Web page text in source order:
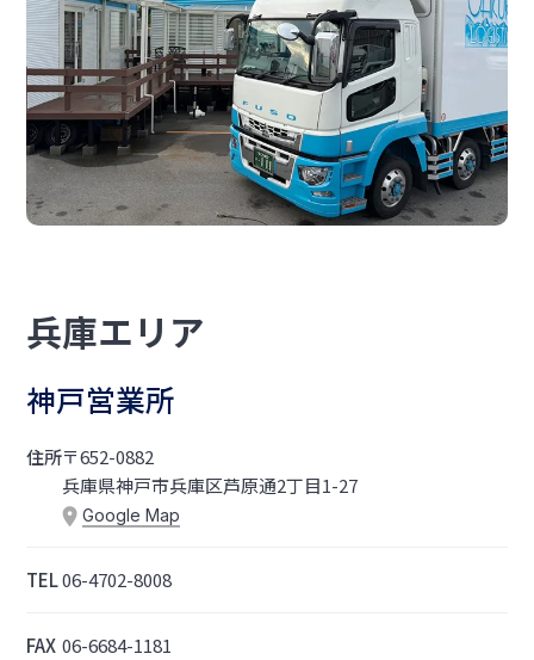
兵庫エリア
神戸営業所
住所〒652-0882
兵庫県神戸市兵庫区芦原通2丁目1-27
Google Map
TEL06-4702-8008
FAX 06-6684-1181